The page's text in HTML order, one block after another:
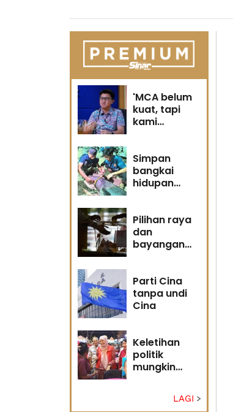
'MCA belum
kuat, tapi
kami
Simpan
bangkai
hidupan
Pilihan raya
dan
bayangan
Parti Cina
tanpa undi
Cina
Keletihan
politik
mungkin
LAGI